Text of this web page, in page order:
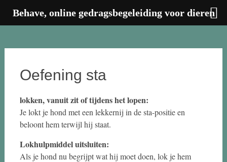
Oefening sta
lokken, vanuit zit of tijdens het lopen:
Je lokt je hond met een lekkernij in de sta-positie en
beloont hem terwijl hij staat.
Lokhulpmiddel uitsluiten:
Als je hond nu begrijpt wat hij moet doen, lok je hem
Behave, online gedragsbegeleiding voor dieren